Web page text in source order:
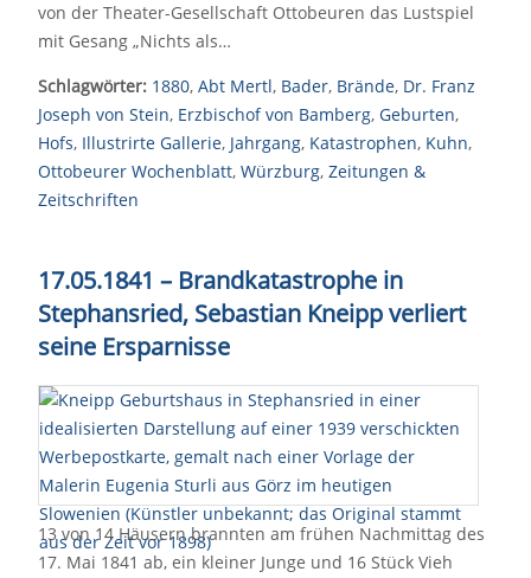
von der Theater-Gesellschaft Ottobeuren das Lustspiel
mit Gesang „Nichts als…
Schlagwörter: 1880, Abt Mertl, Bader, Brände, Dr. Franz
Joseph von Stein, Erzbischof von Bamberg, Geburten,
Hofs, Illustrirte Gallerie, Jahrgang, Katastrophen, Kuhn,
Ottobeurer Wochenblatt, Würzburg, Zeitungen &
Zeitschriften
17.05.1841 – Brandkatastrophe in
Stephansried, Sebastian Kneipp verliert
seine Ersparnisse
13 von 14 Häusern brannten am frühen Nachmittag des
17. Mai 1841 ab, ein kleiner Junge und 16 Stück Vieh